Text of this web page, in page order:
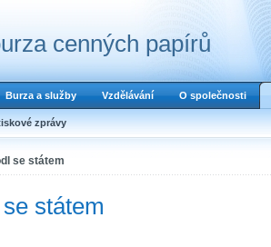
cenných papírů
Burza a služby Vzdělávání O společnosti
zprávy
se státem
státem